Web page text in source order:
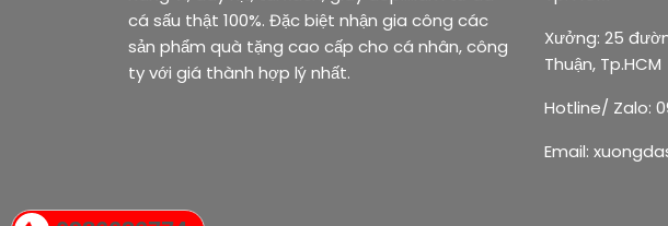
cá sấu thật 100%. Đặc biệt nhận gia công các
sản phẩm quà tặng cao cấp cho cá nhân, công
ty với giá thành hợp lý nhất.
Xưởng: 25
Thuận, Tp.HCM
Hotline/ Zalo:
Email: